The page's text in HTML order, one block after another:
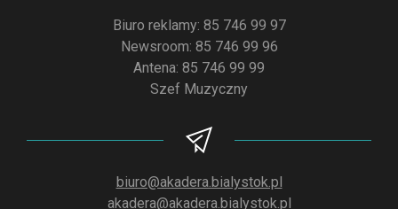
Biuro reklamy: 85 746 99 97
Newsroom: 85 746 99 96
Antena: 85 746 99 99
Szef Muzyczny
biuro@akadera.bialystok.pl
akadera@akadera.bialystok.pl